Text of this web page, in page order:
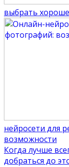
выбрать
нейросети для
возможности
Когда лучше
добраться до